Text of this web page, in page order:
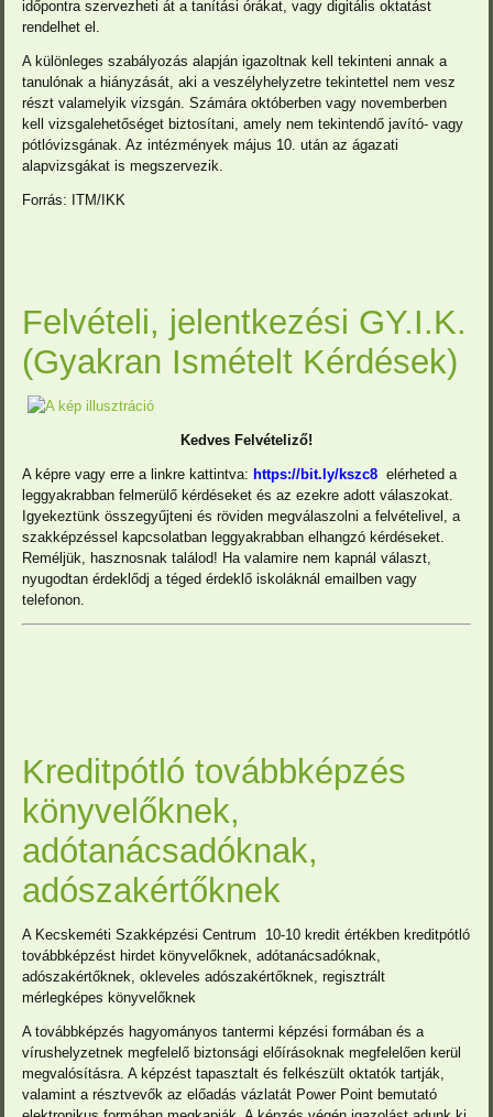
időpontra szervezheti át a tanítási órákat, vagy digitális oktatást
rendelhet el.
A különleges szabályozás alapján igazoltnak kell tekinteni annak a
tanulónak a hiányzását, aki a veszélyhelyzetre tekintettel nem vesz
részt valamelyik vizsgán. Számára októberben vagy novemberben
kell vizsgalehetőséget biztosítani, amely nem tekintendő javító- vagy
pótlóvizsgának. Az intézmények május 10. után az ágazati
alapvizsgákat is megszervezik.
Forrás: ITM/IKK
Felvételi, jelentkezési GY.I.K.
(Gyakran Ismételt Kérdések)
Kedves Felvételiző!
A képre vagy erre a linkre kattintva:https://bit.ly/kszc8 elérheted a
leggyakrabban felmerülő kérdéseket és az ezekre adott válaszokat.
Igyekeztünk összegyűjteni és röviden megválaszolni a felvételivel, a
szakképzéssel kapcsolatban leggyakrabban elhangzó kérdéseket.
Reméljük, hasznosnak találod! Ha valamire nem kapnál választ,
nyugodtan érdeklődj a téged érdeklő iskoláknál emailben vagy
telefonon.
Kreditpótló továbbképzés
könyvelőknek,
adótanácsadóknak,
adószakértőknek
A Kecskeméti Szakképzési Centrum 10-10 kredit értékben kreditpótló
továbbképzést hirdet könyvelőknek, adótanácsadóknak,
adószakértőknek, okleveles adószakértőknek, regisztrált
mérlegképes könyvelőknek
A továbbképzés hagyományos tantermi képzési formában és a
vírushelyzetnek megfelelő biztonsági előírásoknak megfelelően kerül
megvalósításra. A képzést tapasztalt és felkészült oktatók tartják,
valamint a résztvevők az előadás vázlatát Power Point bemutató